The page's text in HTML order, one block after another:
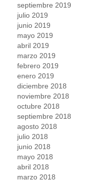
septiembre 2019
julio 2019
junio 2019
mayo 2019
abril 2019
marzo 2019
febrero 2019
enero 2019
diciembre 2018
noviembre 2018
octubre 2018
septiembre 2018
agosto 2018
julio 2018
junio 2018
mayo 2018
abril 2018
marzo 2018